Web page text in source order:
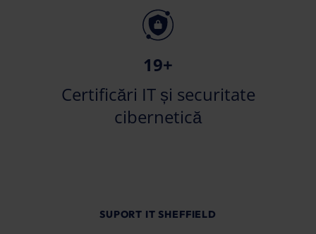
19+
Certificări IT și securitate
cibernetică
SUPORT IT SHEFFIELD